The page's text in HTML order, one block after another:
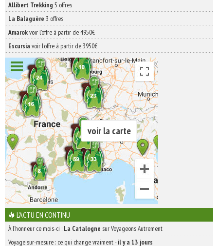
Allibert Trekking 5 offres
La Balaguère 3 offres
Amarokvoir l'offre à partir de 4950€
Escursia voir l'offre à partir de 3950€
voir la carte
L'ACTU EN CONTINU
À l'honneur ce mois-ci : La Catalogne sur Voyageons Autrement
Voyage sur-mesure : ce qui change vraiment-il y a 13 jours